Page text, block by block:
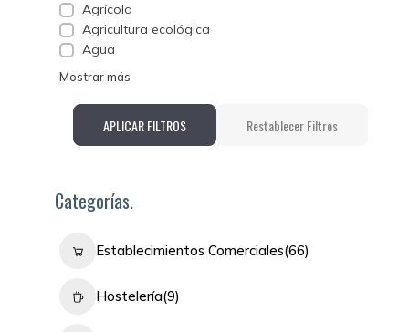
Agrícola
Agricultura ecológica
Agua
Mostrar más
APLICAR FILTROS Restablecer Filtros
Categorías.
Establecimientos Comerciales(66)
Hostelería(9)